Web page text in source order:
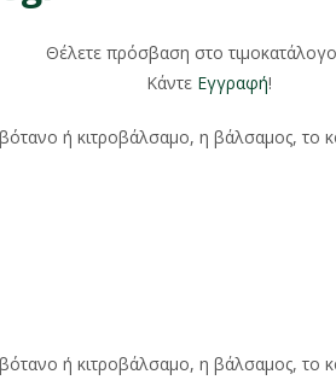
Θέλετε πρόσβαση στο
Κάντε Εγγραφή!
ή κιτροβάλσαμο, η βάλσαμος, το
ή κιτροβάλσαμο, η βάλσαμος, το